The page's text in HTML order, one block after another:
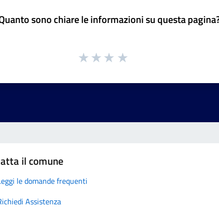
sono chiare le informazioni su questa
il comune
le domande frequenti
Assistenza